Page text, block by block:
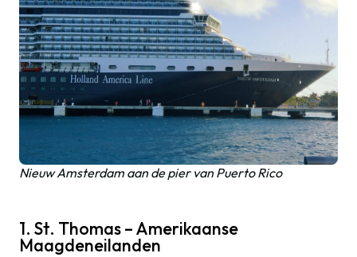
Nieuw Amsterdam aan de pier van Puerto Rico
1. St. Thomas – Amerikaanse
Maagdeneilanden